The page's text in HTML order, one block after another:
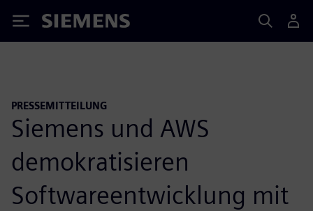
Siemens
PRESSEMITTEILUNG
Siemens und AWS
demokratisieren
Softwareentwicklung mit